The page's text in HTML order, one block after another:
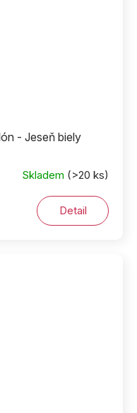
- Jeseň biely
Skladem (>20 ks)
Detail